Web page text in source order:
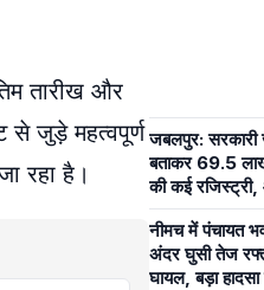
तारीख और
से जुड़े महत्वपूर्ण
रहा है।
जबलपुर: सरकारी
बताकर 69.5
की कई
आरोपी
नीमच में पंचायत
अंदर घुसी तेज
घायल, बड़ा